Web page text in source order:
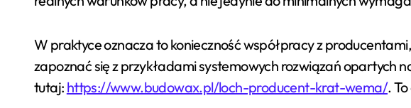
W praktyce oznacza to konieczność współpracy z
zapoznać się z przykładami systemowych rozwiązań opartych
tutaj: https://www.budowax.pl/loch-producent-krat-wema/.